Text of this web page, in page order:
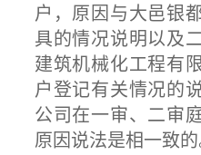
户，原因与大邑银
具的情况说明以及
建筑机械化工程有
户登记有关情况的
公司在一审、二审
原因说法是相一致的